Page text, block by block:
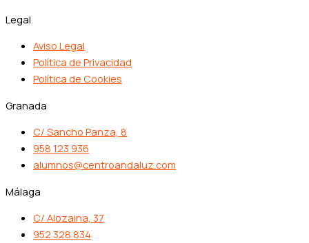
Legal
Aviso Legal
Política de Privacidad
Política de Cookies
Granada
C/ Sancho Panza, 8
958 123 936
alumnos@centroandaluz.com
Málaga
C/ Alozaina, 37
952 328 834